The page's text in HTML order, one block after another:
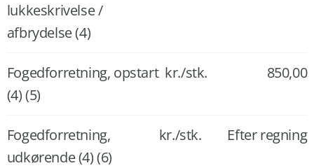
lukkeskrivelse /
afbrydelse (4)
Fogedforretning, opstart
(4) (5)
kr./stk. 850,00
Fogedforretning,
udkørende (4) (6)
kr./stk. Efter regning